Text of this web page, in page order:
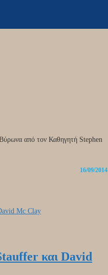
από τον Καθηγητή Stephen
16/09/2014
και David